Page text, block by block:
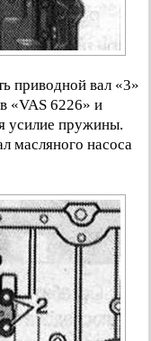
приводной вал «3»
«VAS 6226» и
усилие пружины.
масляного насоса